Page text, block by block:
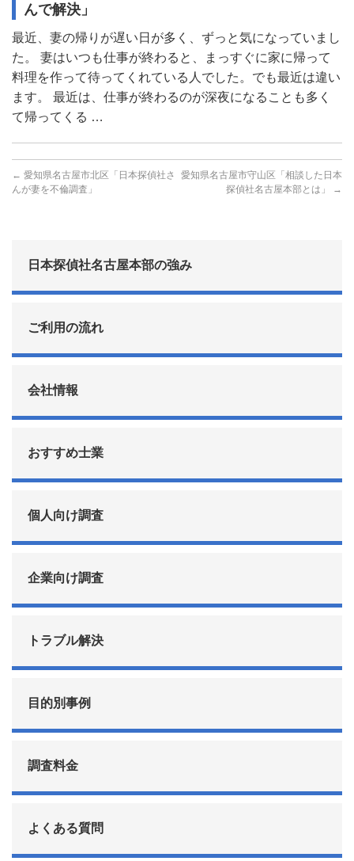
んで解決」
最近、妻の帰りが遅い日が多く、ずっと気になっていまし
た。 妻はいつも仕事が終わると、まっすぐに家に帰って
料理を作って待ってくれている人でした。でも最近は違い
ます。 最近は、仕事が終わるのが深夜になることも多く
て帰ってくる …
← 愛知県名古屋市北区「日本探偵社さ
んが妻を不倫調査」
愛知県名古屋市守山区「相談した日本
探偵社名古屋本部とは」
→
日本探偵社名古屋本部の強み
ご利用の流れ
会社情報
おすすめ士業
個人向け調査
企業向け調査
トラブル解決
目的別事例
調査料金
よくある質問